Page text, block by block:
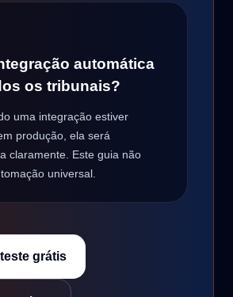
automática
os tribunais?
uma integração estiver
produção, ela será
claramente. Este guia não
universal.
grátis